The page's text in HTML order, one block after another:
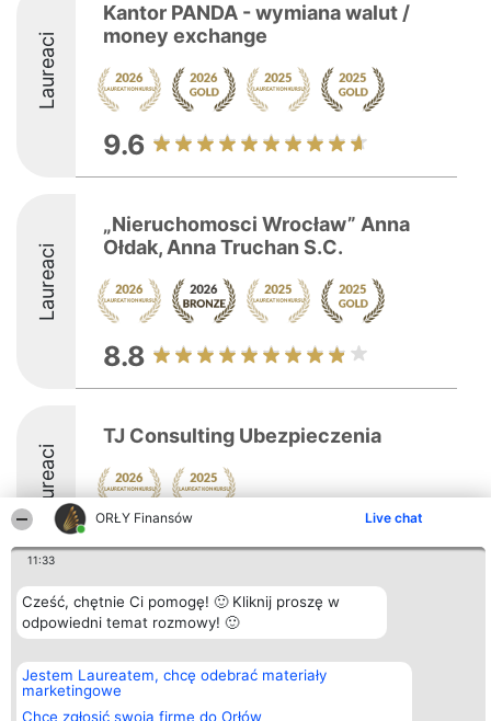
ORŁY Finansów Live chat
11:33
Cześć, chętnie Ci pomogę! 🙂 Kliknij proszę w
odpowiedni temat rozmowy! 🙂
Jestem Laureatem, chcę odebrać materiały
marketingowe
Chcę zgłosić swoją firmę do Orłów
Laureaci
Kantor PANDA - wymiana walut /
money exchange
9.6
Laureaci
„Nieruchomosci Wrocław” Anna
Ołdak, Anna Truchan S.C.
8.8
Laureaci
TJ Consulting Ubezpieczenia
8.5
Organizator plebiscytu
Bright Side Solutions sp. z o.
ul. Ruska 22
Wrocław 50-079
KRS 0000749100 | Regon
Plebiscyt
Laureaci
wszystkich
Laureatów
Kontakt